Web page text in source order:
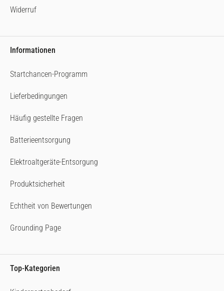
Widerruf
Informationen
Startchancen-Programm
Lieferbedingungen
Häufig gestellte Fragen
Batterieentsorgung
Elektroaltgeräte-Entsorgung
Produktsicherheit
Echtheit von Bewertungen
Grounding Page
Top-Kategorien